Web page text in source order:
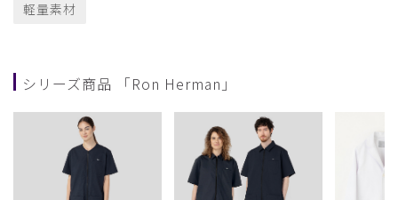
軽量素材
シリーズ商品 「Ron Herman」